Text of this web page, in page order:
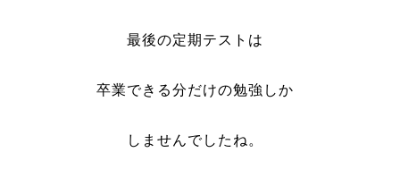
最後の定期テストは
卒業できる分だけの勉強しか
しませんでしたね。